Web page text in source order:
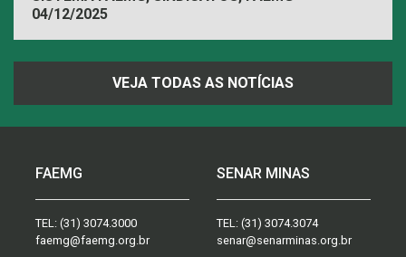
04/12/2025
VEJA TODAS AS NOTÍCIAS
FAEMG
TEL: (31) 3074.3000
faemg@faemg.org.br
SENAR MINAS
TEL: (31) 3074.3074
senar@senarminas.org.br